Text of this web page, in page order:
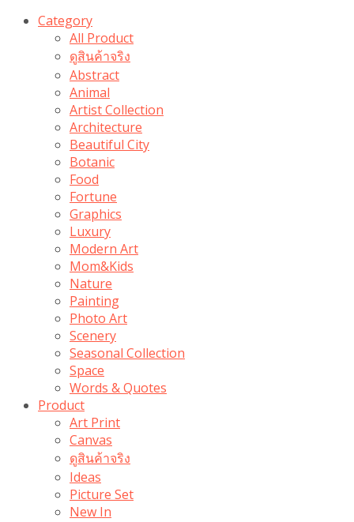
Category
All Product
ดูสินค้าจริง
Abstract
Animal
Artist Collection
Architecture
Beautiful City
Botanic
Food
Fortune
Graphics
Luxury
Modern Art
Mom&Kids
Nature
Painting
Photo Art
Scenery
Seasonal Collection
Space
Words & Quotes
Product
Art Print
Canvas
ดูสินค้าจริง
Ideas
Picture Set
New In